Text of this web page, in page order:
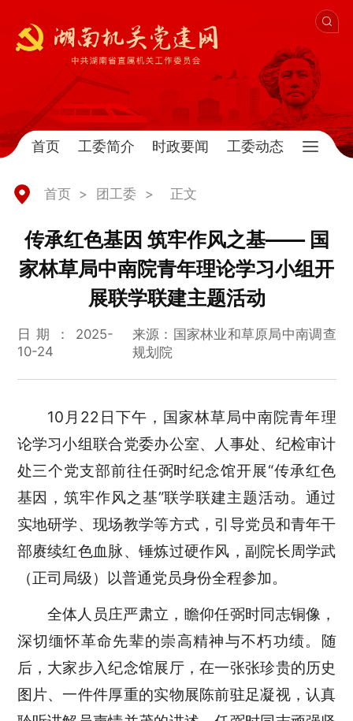
首页 工委简介 时政要闻 工委动态
首页 > 团工委 > 正文
传承红色基因 筑牢作风之基—— 国
家林草局中南院青年理论学习小组开
展联学联建主题活动
日期：2025-
10-24
来源：国家林业和草原局中南调查
规划院
10月22日下午，国家林草局中南院青年理
论学习小组联合党委办公室、人事处、纪检审计
处三个党支部前往任弼时纪念馆开展“传承红色
基因，筑牢作风之基”联学联建主题活动。通过
实地研学、现场教学等方式，引导党员和青年干
部赓续红色血脉、锤炼过硬作风，副院长周学武
（正司局级）以普通党员身份全程参加。
全体人员庄严肃立，瞻仰任弼时同志铜像，
深切缅怀革命先辈的崇高精神与不朽功绩。随
后，大家步入纪念馆展厅，在一张张珍贵的历史
图片、一件件厚重的实物展陈前驻足凝视，认真